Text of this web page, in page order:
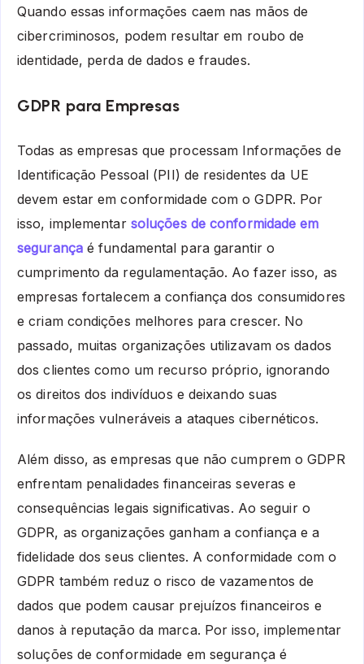
Quando essas informações caem nas mãos de
cibercriminosos, podem resultar em roubo de
identidade, perda de dados e fraudes.
GDPR para Empresas
Todas as empresas que processam Informações de
Identificação Pessoal (PII) de residentes da UE
devem estar em conformidade com o GDPR. Por
isso, implementar soluções de conformidade em
segurançaé fundamental para garantir o
cumprimento da regulamentação. Ao fazer isso, as
empresas fortalecem a confiança dos consumidores
e criam condições melhores para crescer. No
passado, muitas organizações utilizavam os dados
dos clientes como um recurso próprio, ignorando
os direitos dos indivíduos e deixando suas
informações vulneráveis a ataques cibernéticos.
Além disso, as empresas que não cumprem o GDPR
enfrentam penalidades financeiras severas e
consequências legais significativas. Ao seguir o
GDPR, as organizações ganham a confiança e a
fidelidade dos seus clientes. A conformidade com o
GDPR também reduz o risco de vazamentos de
dados que podem causar prejuízos financeiros e
danos à reputação da marca. Por isso, implementar
soluções de conformidade em segurança é